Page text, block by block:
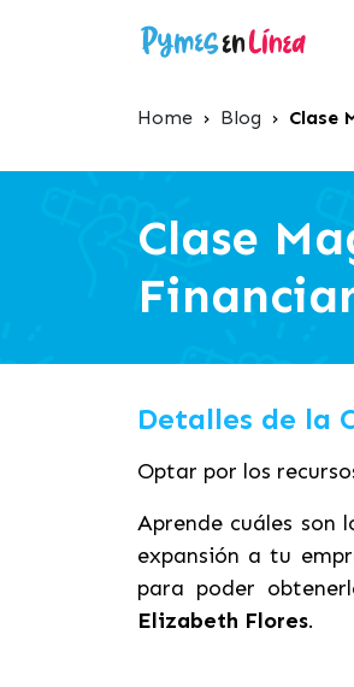
Home › Blog › Clase
Clase
Detalles de la
Optar por los
Aprende cuáles son
expansión a tu
para poder
Elizabeth Flores.